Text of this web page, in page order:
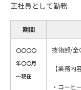
正社員として勤務
期間
〇〇〇〇
年〇〇月
～現在
技術部/全
【業務内
・コーヒ